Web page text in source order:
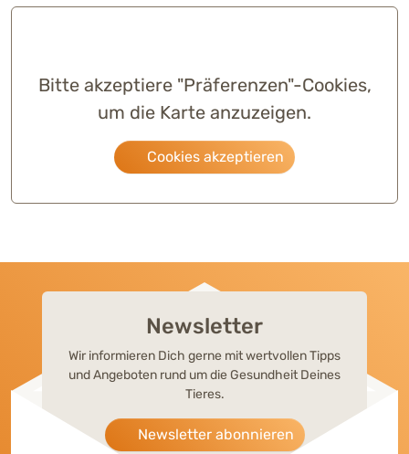
Bitte akzeptiere "Präferenzen"-Cookies,
um die Karte anzuzeigen.
Cookies akzeptieren
Newsletter
Wir informieren Dich gerne mit wertvollen Tipps
und Angeboten rund um die Gesundheit Deines
Tieres.
Newsletter abonnieren